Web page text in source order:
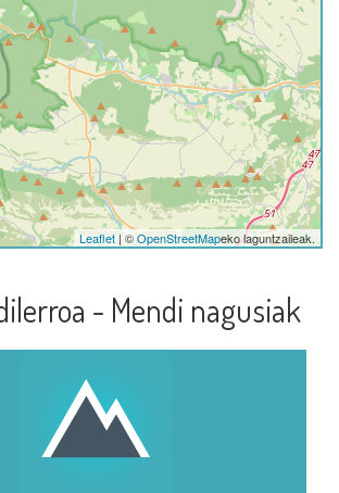
Leaflet | ©OpenStreetMapeko laguntzaileak.
- Mendi nagusiak